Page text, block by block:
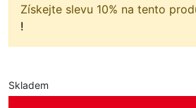
Získejte slevu 10% na tento
!
Skladem